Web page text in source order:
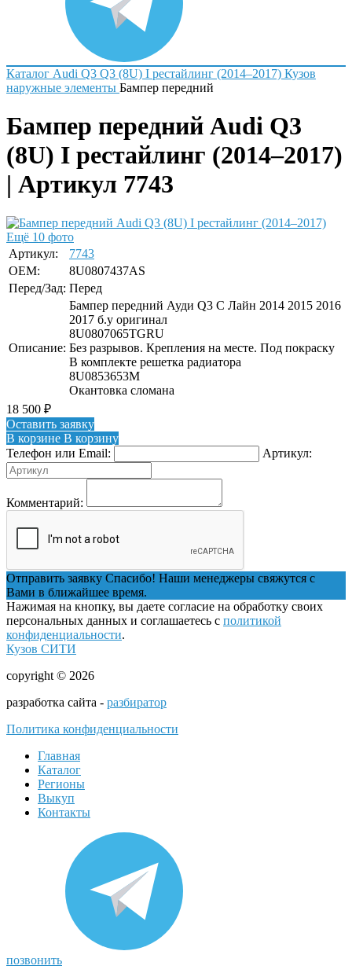
Каталог Audi Q3 Q3 (8U) I рестайлинг (2014–2017) Кузов
наружные элементы Бампер передний
Бампер передний Audi Q3
(8U) I рестайлинг (2014–2017)
| Артикул 7743
Ещё 10 фото
Артикул:
7743
OEM:
8U0807437AS
Перед/Зад: Перед
Описание:
Бампер передний Ауди Q3 С Лайн 2014 2015 2016
2017 б.у оригинал
8U0807065TGRU
Без разрывов. Крепления на месте. Под покраску
В комплекте решетка радиатора
8U0853653M
Окантовка сломана
18 500 ₽
Оставить заявку
В корзине В корзину
Телефон или Email:
Артикул:
Комментарий:
Отправить заявку Спасибо! Наши менеджеры свяжутся с
Вами в ближайшее время.
Нажимая на кнопку, вы даете согласие на обработку своих
персональных данных и соглашаетесь с политикой
конфиденциальности.
Кузов СИТИ
copyright © 2026
разработка сайта - разбиратор
Политика конфиденциальности
Главная
Каталог
Регионы
Выкуп
Контакты
позвонить